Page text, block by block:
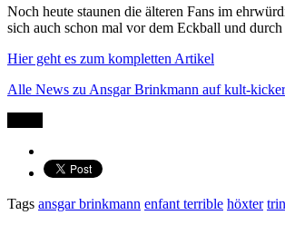
Noch heute staunen die älteren Fans im
sich auch schon mal vor dem Eckball und
Hier geht es zum kompletten Artikel
Alle News zu Ansgar Brinkmann auf kult-
Tags ansgar brinkmann enfant terrible höxter